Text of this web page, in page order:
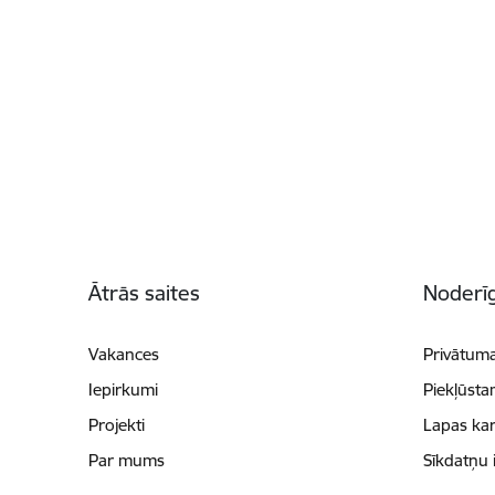
Ātrās saites
Vakances
Iepirkumi
Projekti
Par mums
Lapas
Sīkdatņu